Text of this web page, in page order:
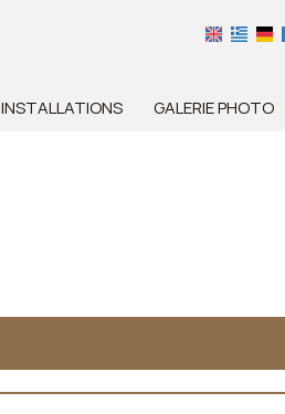
INSTALLATIONS GALERIE PHOTO